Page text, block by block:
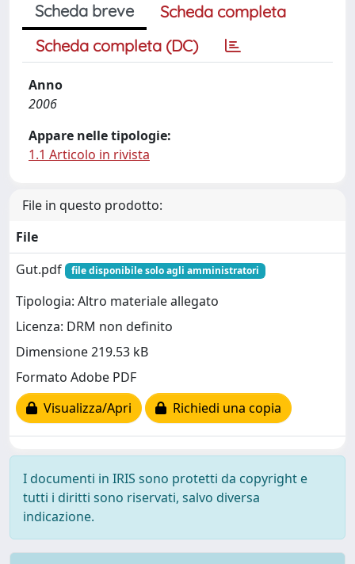
Scheda breve
Scheda completa
Scheda completa (DC)
Anno
2006
Appare nelle tipologie:
1.1 Articolo in rivista
File in questo prodotto:
File
Gut.pdf
file disponibile solo agli amministratori
Tipologia: Altro materiale allegato
Licenza: DRM non definito
Dimensione 219.53 kB
Formato Adobe PDF
Visualizza/Apri
Richiedi una copia
I documenti in IRIS sono protetti da copyright e
tutti i diritti sono riservati, salvo diversa
indicazione.